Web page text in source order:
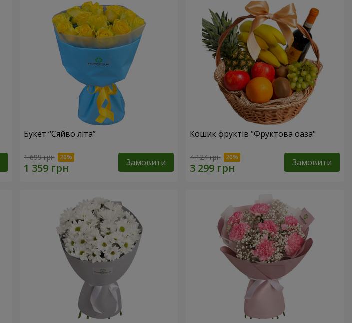
Букет “Сяйво літа”
1 699 грн Замовити
Кошик фруктів "Фруктова оаза"
4 124 грн Замовити